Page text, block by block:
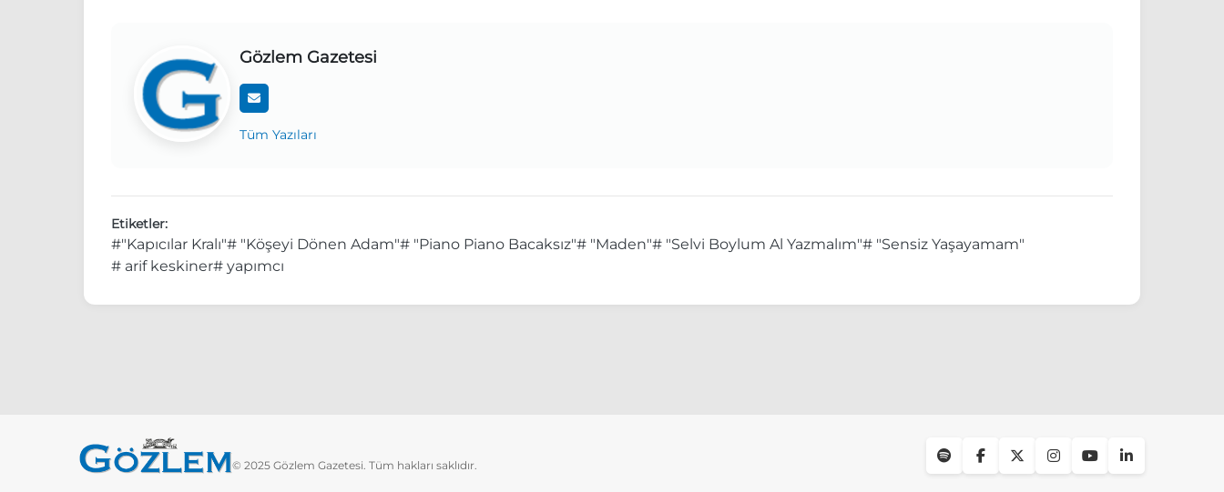
Gözlem Gazetesi
Tüm Yazıları
Etiketler:
#"Kapıcılar Kralı"# "Köşeyi Dönen Adam"# "Piano Piano Bacaksız"# "Maden"# "Selvi Boylum Al Yazmalım"# "Sensiz Yaşayamam"
# arif keskiner# yapımcı
© 2025 Gözlem Gazetesi. Tüm hakları saklıdır.